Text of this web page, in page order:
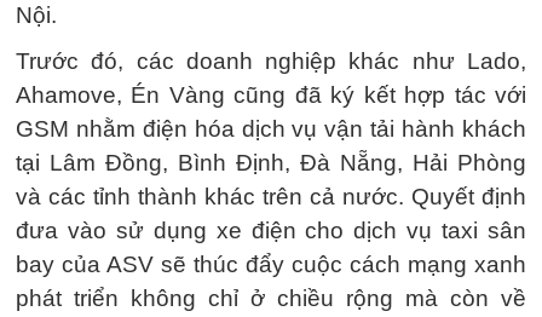
Nội.
Trước đó, các doanh nghiệp khác như Lado,
Ahamove, Én Vàng cũng đã ký kết hợp tác với
GSM nhằm điện hóa dịch vụ vận tải hành khách
tại Lâm Đồng, Bình Định, Đà Nẵng, Hải Phòng
và các tỉnh thành khác trên cả nước. Quyết định
đưa vào sử dụng xe điện cho dịch vụ taxi sân
bay của ASV sẽ thúc đẩy cuộc cách mạng xanh
phát triển không chỉ ở chiều rộng mà còn về